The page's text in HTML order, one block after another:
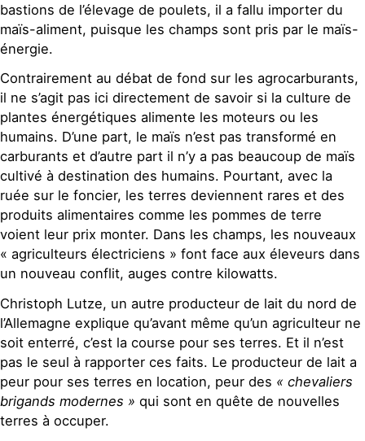
bastions de l’élevage de poulets, il a fallu importer du
maïs-aliment, puisque les champs sont pris par le maïs-
énergie.
Contrairement au débat de fond sur les agrocarburants,
il ne s’agit pas ici directement de savoir si la culture de
plantes énergétiques alimente les moteurs ou les
humains. D’une part, le maïs n’est pas transformé en
carburants et d’autre part il n’y a pas beaucoup de maïs
cultivé à destination des humains. Pourtant, avec la
ruée sur le foncier, les terres deviennent rares et des
produits alimentaires comme les pommes de terre
voient leur prix monter. Dans les champs, les nouveaux
« agriculteurs électriciens » font face aux éleveurs dans
un nouveau conflit, auges contre kilowatts.
Christoph Lutze, un autre producteur de lait du nord de
l’Allemagne explique qu’avant même qu’un agriculteur ne
soit enterré, c’est la course pour ses terres. Et il n’est
pas le seul à rapporter ces faits. Le producteur de lait a
peur pour ses terres en location, peur des « chevaliers
brigands modernes » qui sont en quête de nouvelles
terres à occuper.